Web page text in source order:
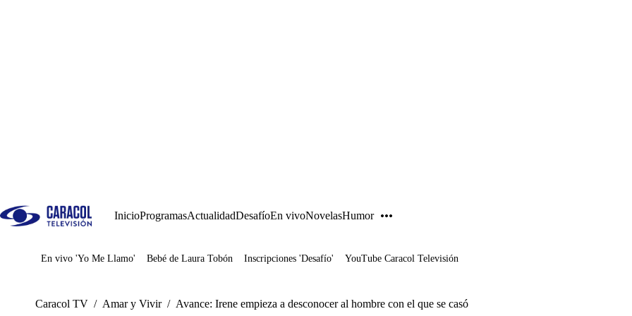
InicioProgramasActualidadDesafíoEn vivoNovelasHumor
Juegos
En vivo 'Yo Me Llamo' Bebé de Laura Tobón Inscripciones 'Desafío' YouTube Caracol Televisión
Caracol TV / Amar y Vivir / Avance: Irene empieza a desconocer al hombre con el que se casó